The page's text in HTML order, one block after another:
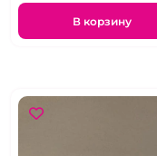
В корзину